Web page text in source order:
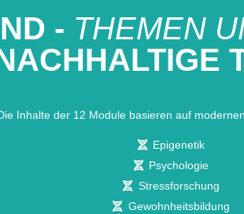
- THEMEN
Inhalte der 12 Module basieren auf
Epigenetik
Psychologie
Stressforschung
Gewohnheitsbildung